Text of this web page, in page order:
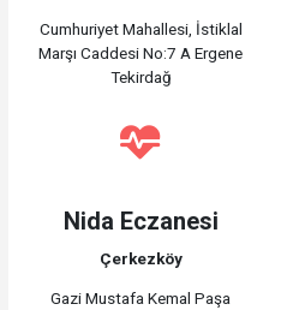
Cumhuriyet Mahallesi, İstiklal
Marşı Caddesi No:7 A Ergene
Tekirdağ
Nida Eczanesi
Çerkezköy
Gazi Mustafa Kemal Paşa